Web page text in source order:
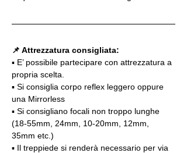
📌 Attrezzatura consigliata:
▪️ E’ possibile partecipare con attrezzatura a
propria scelta.
▪️ Si consiglia corpo reflex leggero oppure
una Mirrorless
▪️ Si consigliano focali non troppo lunghe
(18-55mm, 24mm, 10-20mm, 12mm,
35mm etc.)
▪️ Il treppiede si renderà necessario per via